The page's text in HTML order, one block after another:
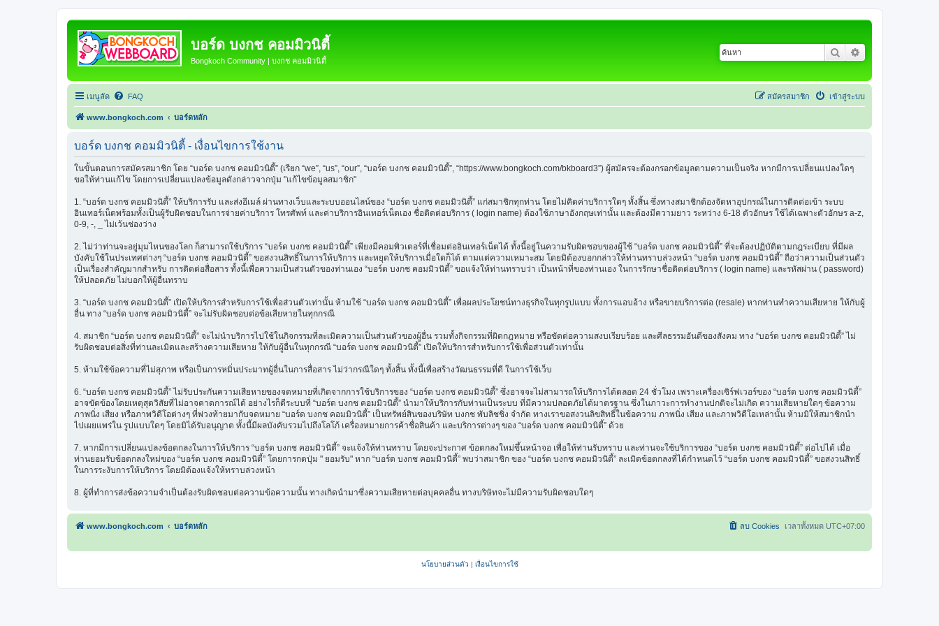
บอร์ด บงกช คอมมิวนิตี้
Bongkoch Community | บงกช คอมมิวนิตี้
ค้นหา
เมนูลัด FAQ เข้าสู่ระบบ
สมัครสมาชิก
www.bongkoch.com บอร์ดหลัก
บอร์ด บงกช คอมมิวนิตี้ - เงื่อนไขการใช้งาน
ในขั้นตอนการสมัครสมาชิก โดย “บอร์ด บงกช คอมมิวนิตี้” (เรียก “we”, “us”, “our”, “บอร์ด บงกช คอมมิวนิตี้”, “https://www.bongkoch.com/bkboard3”) ผู้สมัครจะต้องกรอกข้อมูลตามความเป็นจริง หากมีการเปลี่ยนแปลงใดๆ
ขอให้ท่านแก้ไข โดยการเปลี่ยนแปลงข้อมูลดังกล่าวจากปุ่ม "แก้ไขข้อมูลสมาชิก"
1. “บอร์ด บงกช คอมมิวนิตี้” ให้บริการรับ และส่งอีเมล์ ผ่านทางเว็บและระบบออนไลน์ของ “บอร์ด บงกช คอมมิวนิตี้” แก่สมาชิกทุกท่าน โดยไม่คิดค่าบริการใดๆ ทั้งสิ้น ซึ่งทางสมาชิกต้องจัดหาอุปกรณ์ในการติดต่อเข้า ระบบ
อินเทอร์เน็ตพร้อมทั้งเป็นผู้รับผิดชอบในการจ่ายค่าบริการ โทรศัพท์ และค่าบริการอินเทอร์เน็ตเอง ชื่อติดต่อบริการ ( login name) ต้องใช้ภาษาอังกฤษเท่านั้น และต้องมีความยาว ระหว่าง 6-18 ตัวอักษร ใช้ได้เฉพาะตัวอักษร a-z,
0-9, -, _ ไม่เว้นช่องว่าง
2. ไม่ว่าท่านจะอยู่มุมไหนของโลก ก็สามารถใช้บริการ “บอร์ด บงกช คอมมิวนิตี้” เพียงมีคอมพิวเตอร์ที่เชื่อมต่ออินเทอร์เน็ตได้ ทั้งนี้อยู่ในความรับผิดชอบของผู้ใช้ “บอร์ด บงกช คอมมิวนิตี้” ที่จะต้องปฏิบัติตามกฎระเบียบ ที่มีผล
บังคับใช้ในประเทศต่างๆ “บอร์ด บงกช คอมมิวนิตี้” ขอสงวนสิทธิ์ในการให้บริการ และหยุดให้บริการเมื่อใดก็ได้ ตามแต่ความเหมาะสม โดยมิต้องบอกกล่าวให้ท่านทราบล่วงหน้า “บอร์ด บงกช คอมมิวนิตี้” ถือว่าความเป็นส่วนตัว
เป็นเรื่องสำคัญมากสำหรับ การติดต่อสื่อสาร ทั้งนี้เพื่อความเป็นส่วนตัวของท่านเอง “บอร์ด บงกช คอมมิวนิตี้” ขอแจ้งให้ท่านทราบว่า เป็นหน้าที่ของท่านเอง ในการรักษาชื่อติดต่อบริการ ( login name) และรหัสผ่าน ( password)
ให้ปลอดภัย ไม่บอกให้ผู้อื่นทราบ
3. “บอร์ด บงกช คอมมิวนิตี้” เปิดให้บริการสำหรับการใช้เพื่อส่วนตัวเท่านั้น ห้ามใช้ “บอร์ด บงกช คอมมิวนิตี้” เพื่อผลประโยชน์ทางธุรกิจในทุกรูปแบบ ทั้งการแอบอ้าง หรือขายบริการต่อ (resale) หากท่านทำความเสียหาย ให้กับผู้
อื่น ทาง “บอร์ด บงกช คอมมิวนิตี้” จะไม่รับผิดชอบต่อข้อเสียหายในทุกกรณี
4. สมาชิก “บอร์ด บงกช คอมมิวนิตี้” จะไม่นำบริการไปใช้ในกิจกรรมที่ละเมิดความเป็นส่วนตัวของผู้อื่น รวมทั้งกิจกรรมที่ผิดกฎหมาย หรือขัดต่อความสงบเรียบร้อย และศีลธรรมอันดีของสังคม ทาง “บอร์ด บงกช คอมมิวนิตี้” ไม่
รับผิดชอบต่อสิ่งที่ท่านละเมิดและสร้างความเสียหาย ให้กับผู้อื่นในทุกกรณี “บอร์ด บงกช คอมมิวนิตี้” เปิดให้บริการสำหรับการใช้เพื่อส่วนตัวเท่านั้น
5. ห้ามใช้ข้อความที่ไม่สุภาพ หรือเป็นการหมิ่นประมาทผู้อื่นในการสื่อสาร ไม่ว่ากรณีใดๆ ทั้งสิ้น ทั้งนี้เพื่อสร้างวัฒนธรรมที่ดี ในการใช้เว็บ
6. “บอร์ด บงกช คอมมิวนิตี้” ไม่รับประกันความเสียหายของจดหมายที่เกิดจากการใช้บริการของ “บอร์ด บงกช คอมมิวนิตี้” ซึ่งอาจจะไม่สามารถให้บริการได้ตลอด 24 ชั่วโมง เพราะเครื่องเซิร์ฟเวอร์ของ “บอร์ด บงกช คอมมิวนิตี้”
อาจขัดข้องโดยเหตุสุดวิสัยที่ไม่อาจคาดการณ์ได้ อย่างไรก็ดีระบบที่ “บอร์ด บงกช คอมมิวนิตี้” นำมาให้บริการกับท่านเป็นระบบ ที่มีความปลอดภัยได้มาตรฐาน ซึ่งในภาวะการทำงานปกติจะไม่เกิด ความเสียหายใดๆ ข้อความ
ภาพนิ่ง เสียง หรือภาพวิดีโอต่างๆ ที่พ่วงท้ายมากับจดหมาย “บอร์ด บงกช คอมมิวนิตี้” เป็นทรัพย์สินของบริษัท บงกช พับลิชชิ่ง จำกัด ทางเราขอสงวนลิขสิทธิ์ในข้อความ ภาพนิ่ง เสียง และภาพวิดีโอเหล่านั้น ห้ามมิให้สมาชิกนำ
ไปเผยแพร่ใน รูปแบบใดๆ โดยมิได้รับอนุญาต ทั้งนี้มีผลบังคับรวมไปถึงโลโก้ เครื่องหมายการค้าชื่อสินค้า และบริการต่างๆ ของ “บอร์ด บงกช คอมมิวนิตี้” ด้วย
7. หากมีการเปลี่ยนแปลงข้อตกลงในการให้บริการ “บอร์ด บงกช คอมมิวนิตี้” จะแจ้งให้ท่านทราบ โดยจะประกาศ ข้อตกลงใหม่ขึ้นหน้าจอ เพื่อให้ท่านรับทราบ และท่านจะใช้บริการของ “บอร์ด บงกช คอมมิวนิตี้” ต่อไปได้ เมื่อ
ท่านยอมรับข้อตกลงใหม่ของ “บอร์ด บงกช คอมมิวนิตี้” โดยการกดปุ่ม " ยอมรับ" หาก “บอร์ด บงกช คอมมิวนิตี้” พบว่าสมาชิก ของ “บอร์ด บงกช คอมมิวนิตี้” ละเมิดข้อตกลงที่ได้กำหนดไว้ “บอร์ด บงกช คอมมิวนิตี้” ขอสงวนสิทธิ์
ในการระงับการให้บริการ โดยมิต้องแจ้งให้ทราบล่วงหน้า
8. ผู้ที่ทำการส่งข้อความจำเป็นต้องรับผิดชอบต่อความข้อความนั้น ทางเกิดนำมาซึ่งความเสียหายต่อบุคคลอื่น ทางบริษัทจะไม่มีความรับผิดชอบใดๆ
www.bongkoch.com บอร์ดหลัก เวลาทั้งหมด UTC+07:00
ลบ Cookies
นโยบายส่วนตัว | เงื่อนไขการใช้